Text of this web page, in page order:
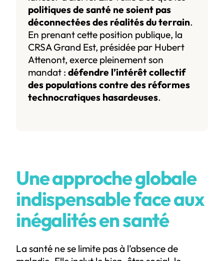
politiques de santé ne soient pas
déconnectées des réalités du terrain.
En prenant cette position publique, la
CRSA Grand Est, présidée par Hubert
Attenont, exerce pleinement son
mandat : défendre l’intérêt collectif
des populations contre des réformes
technocratiques hasardeuses.
Une approche globale
indispensable face aux
inégalités en santé
La santé ne se limite pas à l’absence de